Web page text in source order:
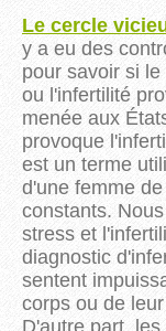
Le cercle
y a eu des
pour savoir si
ou l'infertilité
menée aux
provoque
est un terme
d'une femme
constants.
stress et
diagnostic
sentent
corps ou de